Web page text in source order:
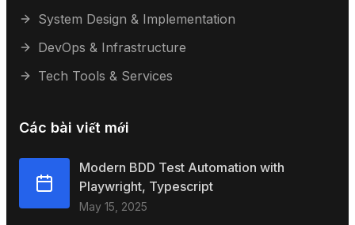
System Design & Implementation
DevOps & Infrastructure
Tech Tools & Services
Các bài viết mới
Modern BDD Test Automation with
Playwright, Typescript
May 15, 2025